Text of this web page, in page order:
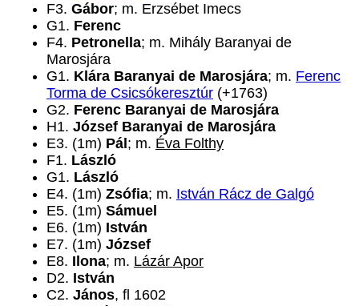
F3. Gábor; m. Erzsébet Imecs
G1. Ferenc
F4. Petronella; m. Mihály Baranyai de
Marosjára
G1. Klára Baranyai de Marosjára; m. Ferenc
Torma de Csicsókeresztúr (+1763)
G2. Ferenc Baranyai de Marosjára
H1. József Baranyai de Marosjára
E3. (1m) Pál ; m. Éva Folthy
F1. László
G1. László
E4. (1m) Zsófia; m. István Rácz de Galgó
E5. (1m) Sámuel
E6. (1m) István
E7. (1m) József
E8. Ilona; m. Lázár Apor
D2. István
C2. János, fl 1602